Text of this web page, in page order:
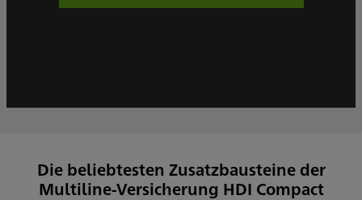
Die beliebtesten Zusatzbausteine der
Multiline-Versicherung HDI Compact